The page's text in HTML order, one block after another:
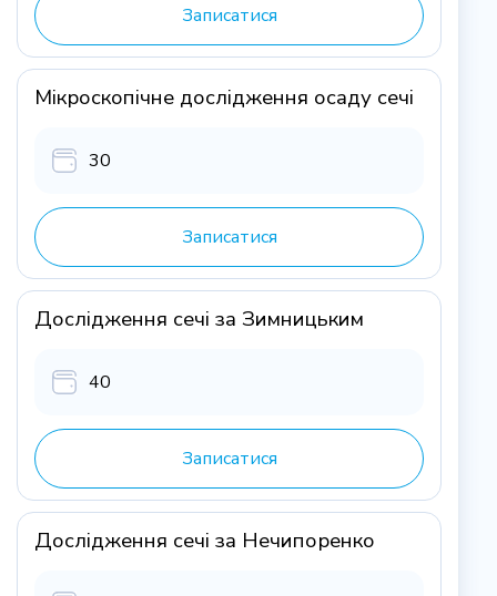
Записатися
Мікроскопічне дослідження осаду сечі
30
Записатися
Дослідження сечі за Зимницьким
40
Записатися
Дослідження сечі за Нечипоренко